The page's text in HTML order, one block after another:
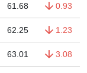
61.68 0.93
62.25 1.23
63.01 3.08